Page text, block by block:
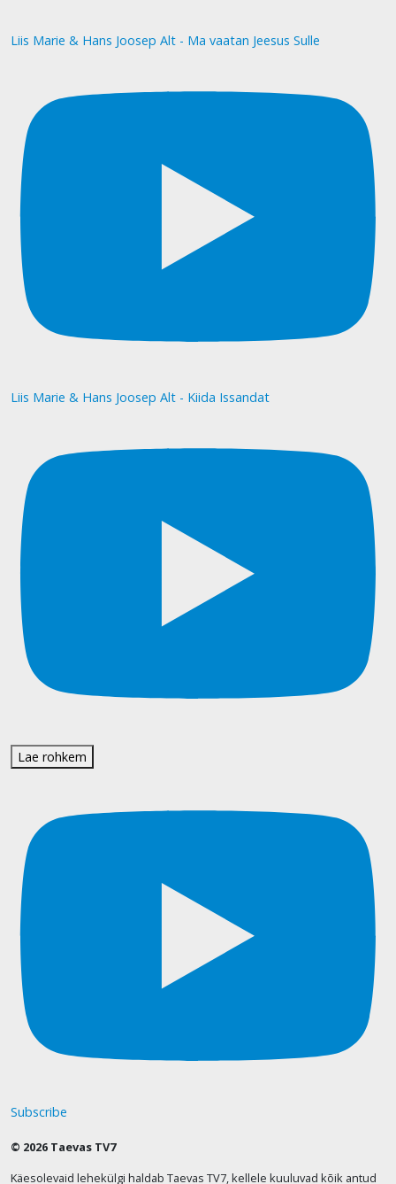
Liis Marie & Hans Joosep Alt - Ma vaatan Jeesus Sulle
Liis Marie & Hans Joosep Alt - Kiida Issandat
Lae rohkem
Subscribe
© 2026 Taevas TV7
Käesolevaid lehekülgi haldab Taevas TV7, kellele kuuluvad kõik antud